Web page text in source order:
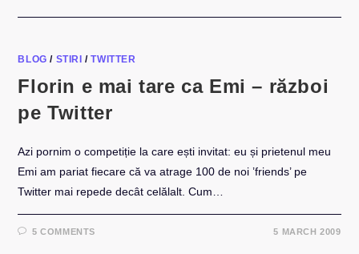
MAI
–
PE
TWITTER
BLOG / STIRI /TWITTER
Florin e mai tare ca Emi – război
pe Twitter
Azi pornim o competiție la care ești invitat: eu și prietenul meu
Emi am pariat fiecare că va atrage 100 de noi ’friends’ pe
Twitter mai repede decât celălalt. Cum…
5 COMMENTS 5 MARCH 2009